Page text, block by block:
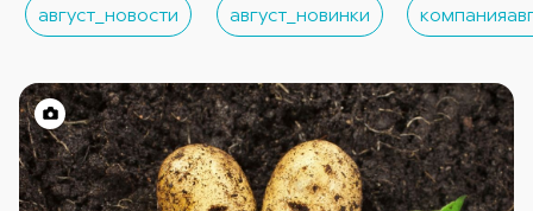
август_новости август_новинки